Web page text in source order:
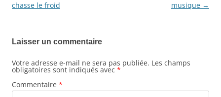
des
chasse le froid
musique →
Laisser un commentaire
Votre adresse e-mail ne sera pas publiée. Les champs
obligatoires sont indiqués avec *
Commentaire *